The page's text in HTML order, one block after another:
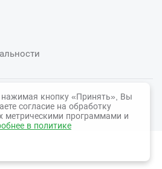
СтудСфера
нажимая кнопку «Принять», Вы
согласие на обработку
метрическими программами и
в политике